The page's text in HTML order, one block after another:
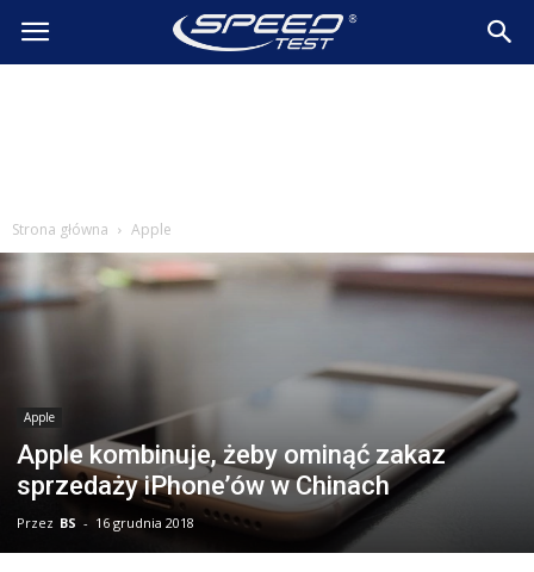
SpeedTest.pl
Strona główna Apple
Apple
Apple kombinuje, żeby ominąć zakaz
sprzedaży iPhone’ów w Chinach
Przez BS - 16 grudnia 2018